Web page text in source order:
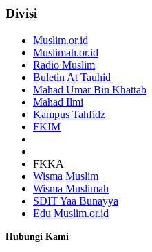
Divisi
Muslim.or.id
Muslimah.or.id
Radio Muslim
Buletin At Tauhid
Mahad Umar Bin Khattab
Mahad Ilmi
Kampus Tahfidz
FKIM
FKKA
Wisma Muslim
Wisma Muslimah
SDIT Yaa Bunayya
Edu Muslim.or.id
Hubungi Kami